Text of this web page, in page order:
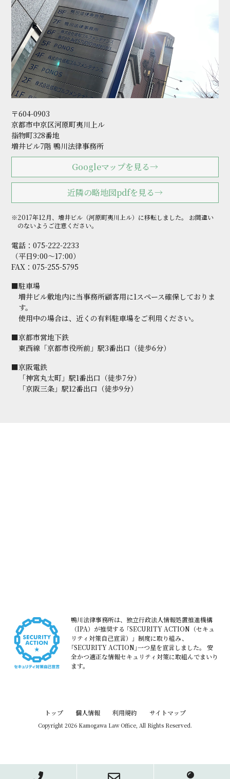
〒604-0903
京都市中京区河原町夷川上ル
指物町328番地
増井ビル7階 鴨川法律事務所
Googleマップを見る→
近隣の略地図pdfを見る→
※2017年12月、増井ビル（河原町夷川上ル）に移転しました。
お間違い
のないようご注意ください。
電話：075-222-2233
（平日9:00～17:00）
FAX：075-255-5795
■駐車場
増井ビル敷地内に当事務所顧客用に1スペース確保しておりま
す。
使用中の場合は、近くの有料駐車場をご利用ください。
■京都市営地下鉄
東西線「京都市役所前」駅3番出口（徒歩6分）
■京阪電鉄
「神宮丸太町」駅1番出口（徒歩7分）
「京阪三条」駅12番出口（徒歩9分）
鴨川法律事務所は、独立行政法人情報処置推進機構
（IPA）が推奨する ｢SECURITY ACTION（セキュ
リティ対策自己宣言）」制度に取り組み、
｢SECURITY ACTION｣一つ星を宣言しました。
安
全かつ適正な情報セキュリティ対策に取組んでまいり
ます。
トップ 個人情報 利用規約 サイトマップ
Copyright 2026 Kamogawa Law Office, All Rights Reserved.